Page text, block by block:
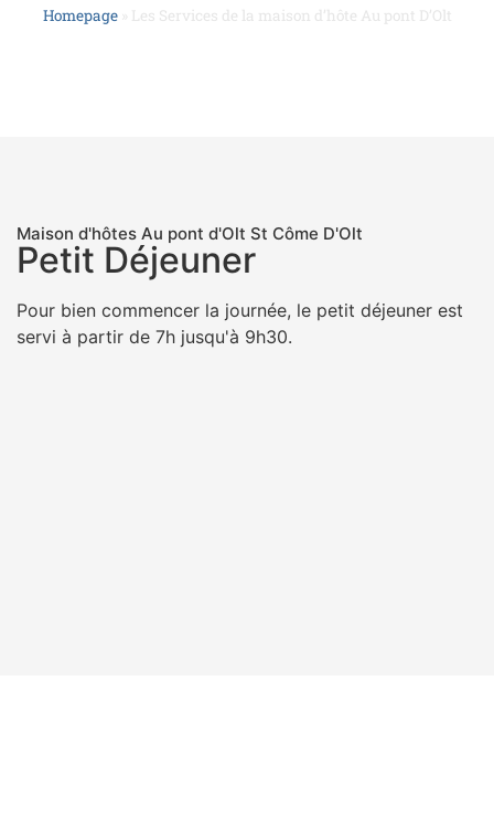
Homepage» Les Services de la maison d’hôte Au pont D’Olt
Maison d'hôtes Au pont d'Olt St Côme D'Olt
Petit Déjeuner
Pour bien commencer la journée, le petit déjeuner est
servi à partir de 7h jusqu'à 9h30.